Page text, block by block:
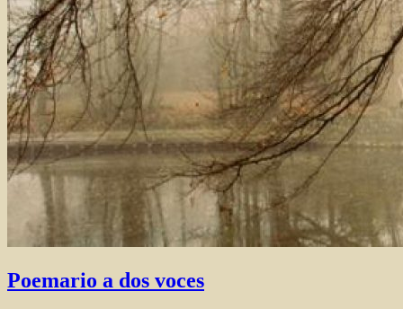
Poemario a dos voces